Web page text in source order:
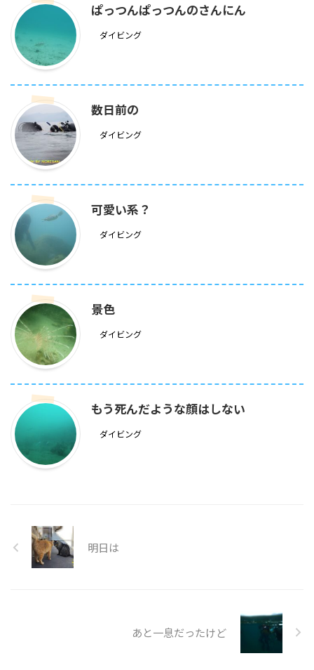
ぱっつんぱっつんのさんにん
ダイビング
数日前の
ダイビング
可愛い系？
ダイビング
景色
ダイビング
もう死んだような顔はしない
ダイビング
明日は
あと一息だったけど